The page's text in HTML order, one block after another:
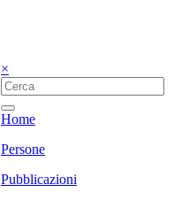
×
Home
Persone
Pubblicazioni